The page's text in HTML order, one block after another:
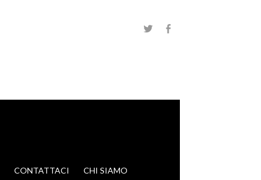
CONTATTACI CHI SIAMO